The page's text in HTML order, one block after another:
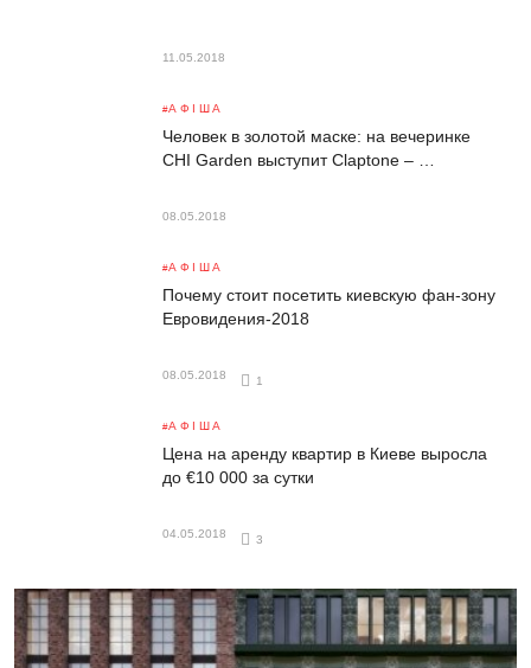
11.05.2018
АФІША
Человек в золотой маске: на вечеринке
CHI Garden выступит Claptone – …
08.05.2018
АФІША
Почему стоит посетить киевскую фан-зону
Евровидения-2018
08.05.2018
1
АФІША
Цена на аренду квартир в Киеве выросла
до €10 000 за сутки
04.05.2018
3